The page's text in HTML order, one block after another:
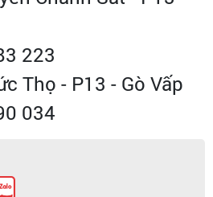
223
Thọ - P13 - Gò Vấp
034